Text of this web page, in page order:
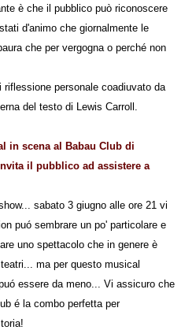
è che il pubblico può riconoscere
d'animo che giornalmente le
che per vergogna o perché non
riflessione personale coadiuvato da
del testo di Lewis Carroll.
in scena al Babau Club di
il pubblico ad assistere a
sabato 3 giugno alle ore 21 vi
puó sembrare un po' particolare e
uno spettacolo che in genere è
ma per questo musical
essere da meno... Vi assicuro che
é la combo perfetta per